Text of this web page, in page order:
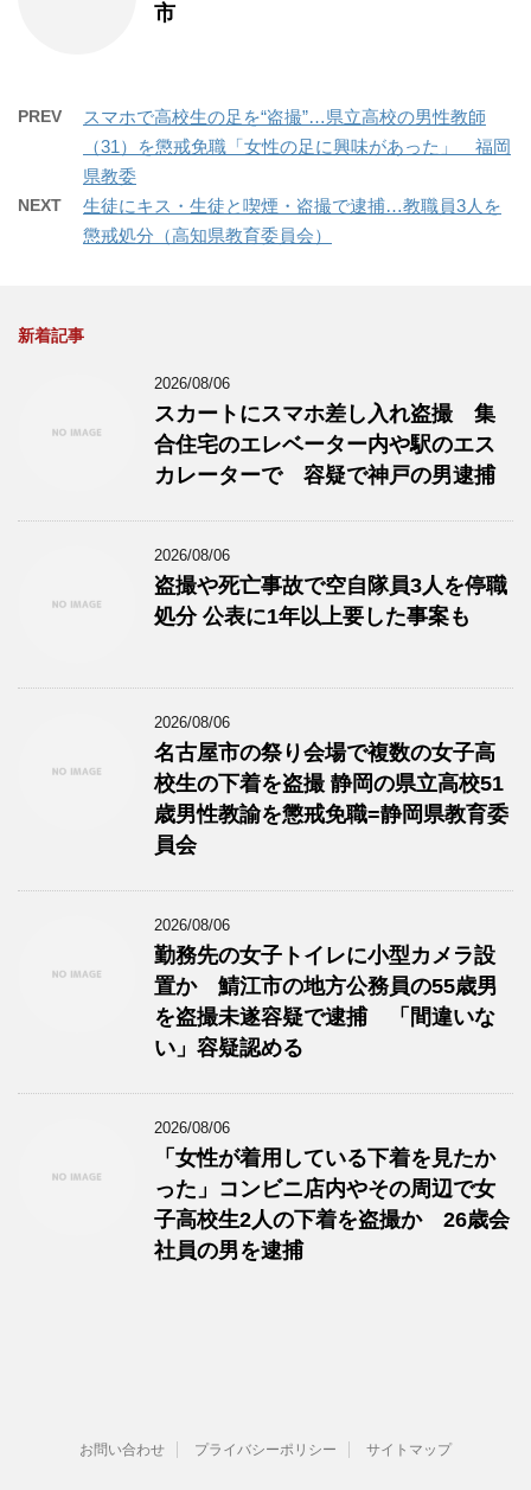
市
PREV
スマホで高校生の足を“盗撮”…県立高校の男性教師
（31）を懲戒免職「女性の足に興味があった」 福岡
県教委
NEXT
生徒にキス・生徒と喫煙・盗撮で逮捕…教職員3人を
懲戒処分（高知県教育委員会）
新着記事
2026/08/06
スカートにスマホ差し入れ盗撮 集
合住宅のエレベーター内や駅のエス
カレーターで 容疑で神戸の男逮捕
2026/08/06
盗撮や死亡事故で空自隊員3人を停職
処分 公表に1年以上要した事案も
2026/08/06
名古屋市の祭り会場で複数の女子高
校生の下着を盗撮 静岡の県立高校51
歳男性教諭を懲戒免職=静岡県教育委
員会
2026/08/06
勤務先の女子トイレに小型カメラ設
置か 鯖江市の地方公務員の55歳男
を盗撮未遂容疑で逮捕 「間違いな
い」容疑認める
2026/08/06
「女性が着用している下着を見たか
った」コンビニ店内やその周辺で女
子高校生2人の下着を盗撮か 26歳会
社員の男を逮捕
お問い合わせ プライバシーポリシー サイトマップ